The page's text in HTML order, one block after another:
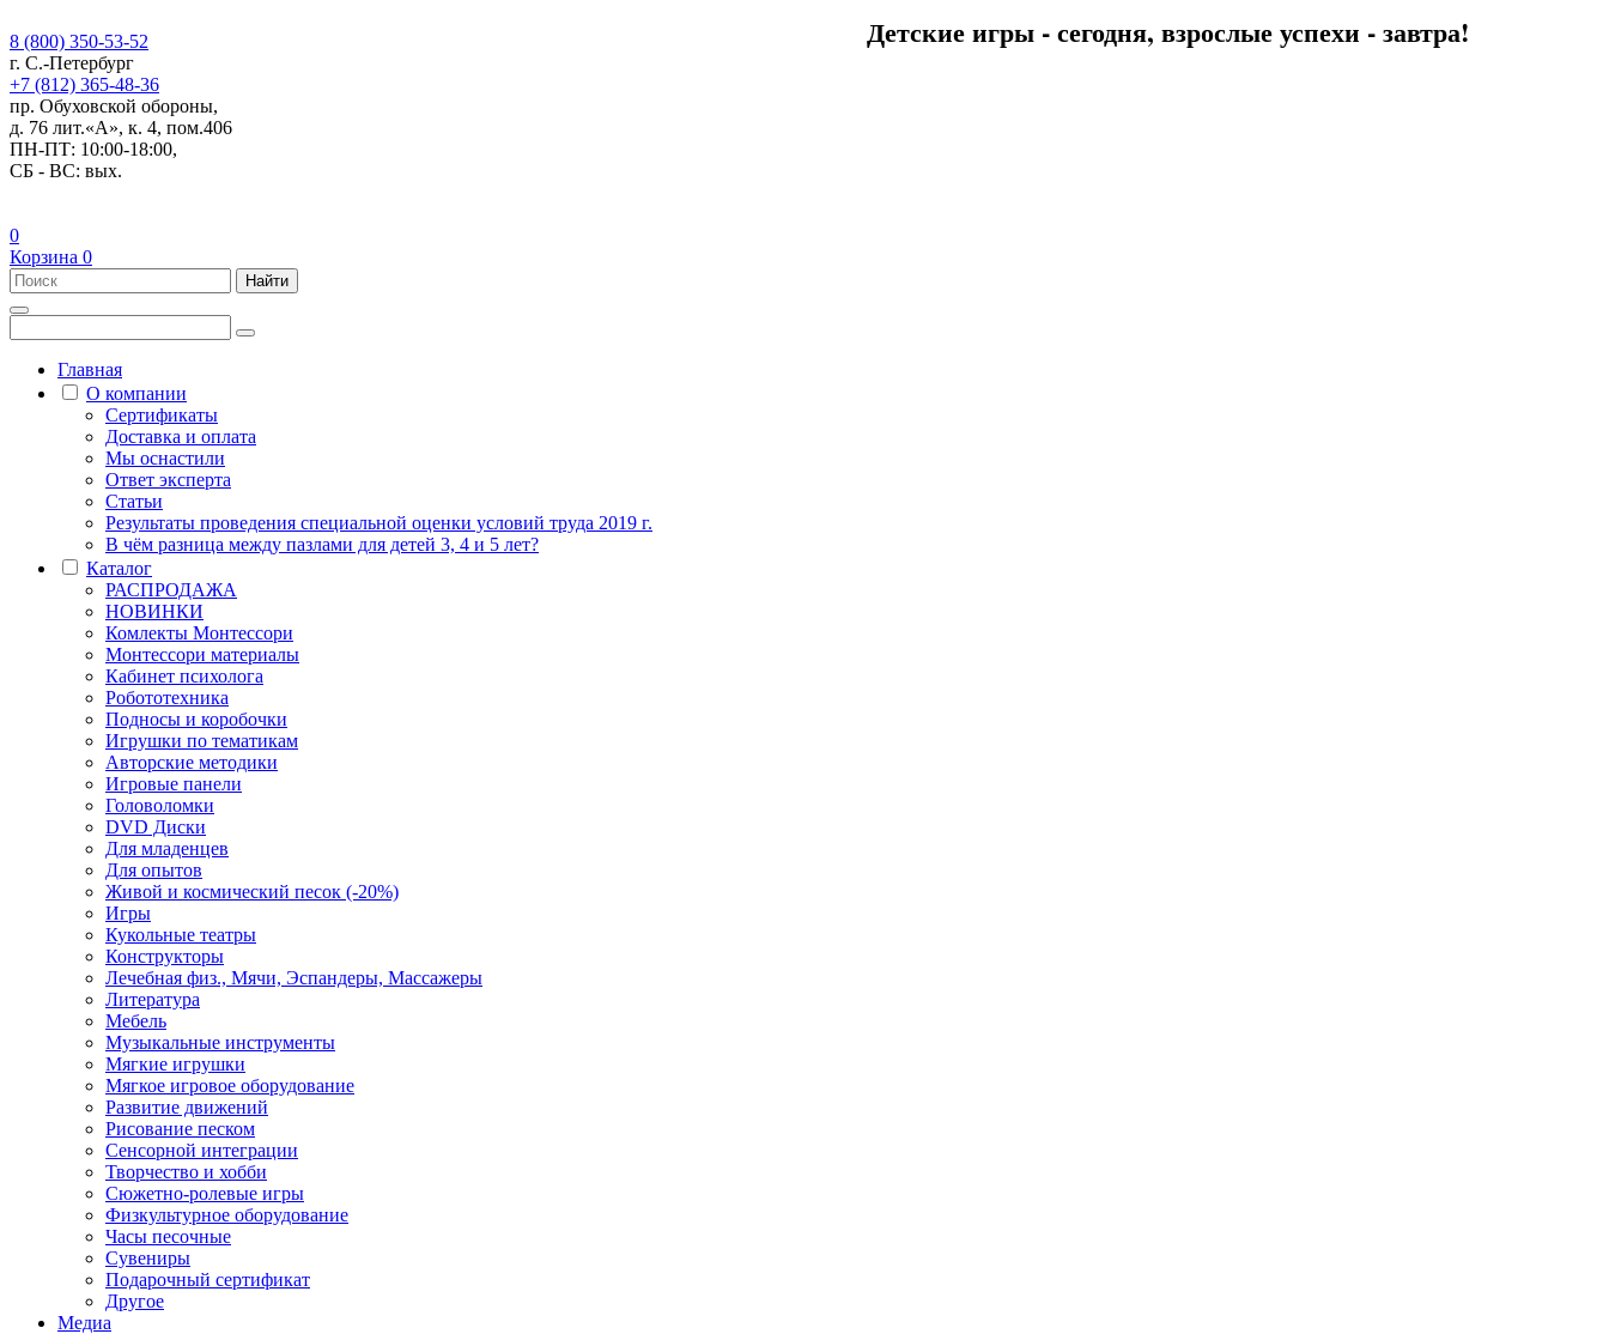
8 (800) 350-53-52
г. С.-Петербург
+7 (812) 365-48-36
пр. Обуховской обороны,
д. 76 лит.«А», к. 4, пом.406
ПН-ПТ: 10:00-18:00,
СБ - ВС: вых.
Детские игры - сегодня, взрослые успехи - завтра!
0
Корзина 0
Найти
Главная
О компании
Сертификаты
Доставка и оплата
Мы оснастили
Ответ эксперта
Статьи
Результаты проведения специальной оценки условий труда 2019 г.
В чём разница между пазлами для детей 3, 4 и 5 лет?
Каталог
РАСПРОДАЖА
НОВИНКИ
Комлекты Монтессори
Монтессори материалы
Кабинет психолога
Робототехника
Подносы и коробочки
Игрушки по тематикам
Авторские методики
Игровые панели
Головоломки
DVD Диски
Для младенцев
Для опытов
Живой и космический песок (-20%)
Игры
Кукольные театры
Конструкторы
Лечебная физ., Мячи, Эспандеры, Массажеры
Литература
Мебель
Музыкальные инструменты
Мягкие игрушки
Мягкое игровое оборудование
Развитие движений
Рисование песком
Сенсорной интеграции
Творчество и хобби
Сюжетно-ролевые игры
Физкультурное оборудование
Часы песочные
Сувениры
Подарочный сертификат
Другое
Медиа